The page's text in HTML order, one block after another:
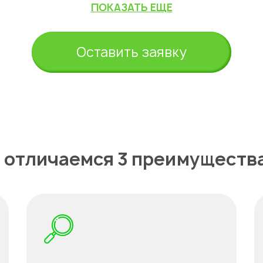
ПОКАЗАТЬ ЕЩЕ
Оставить заявку
3